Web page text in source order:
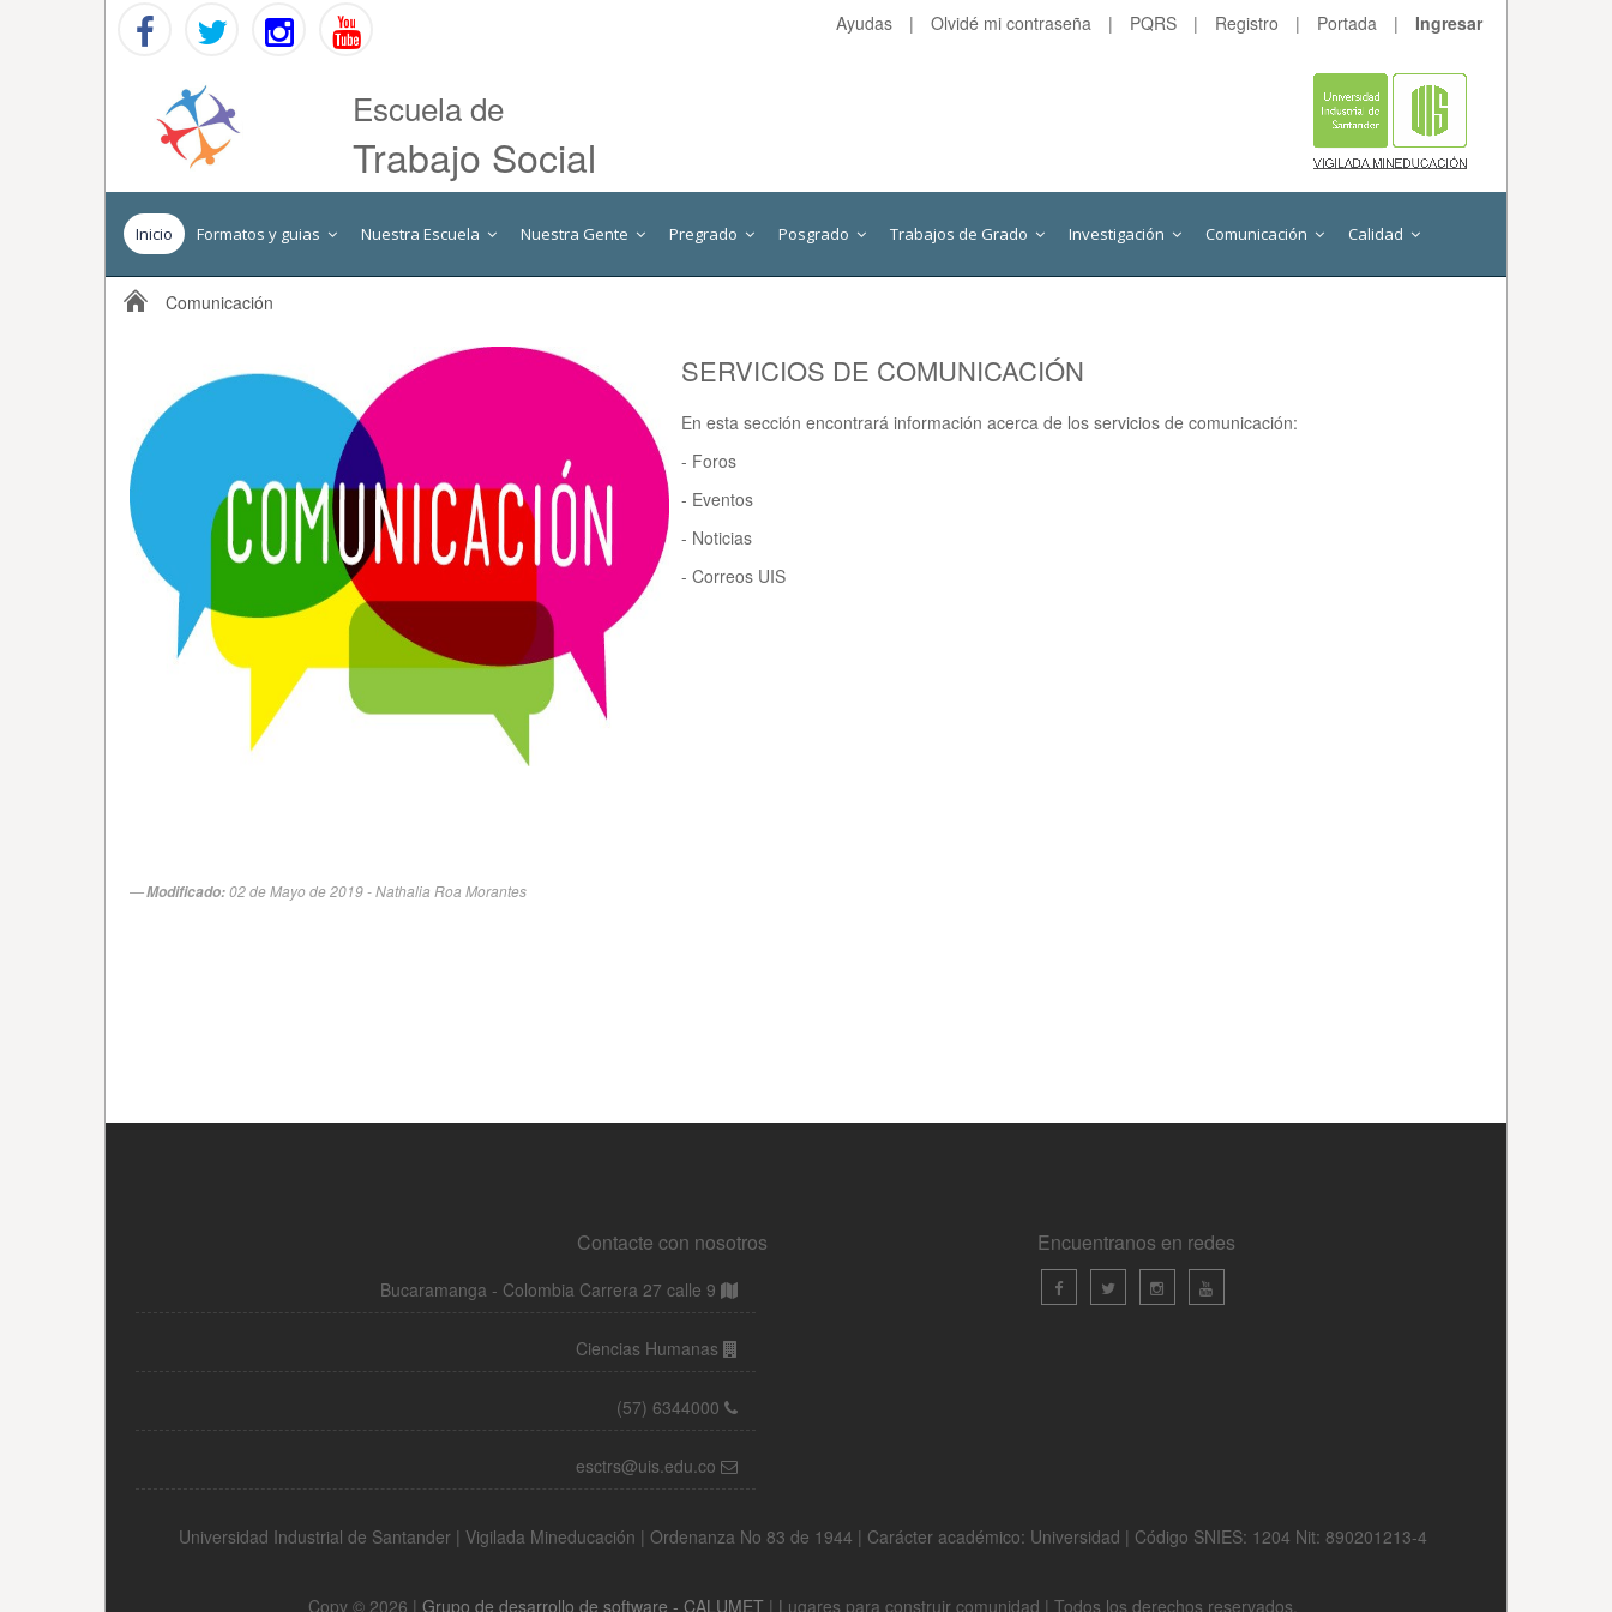
Ayudas | Olvidé mi contraseña | PQRS | Registro | Portada | Ingresar
Escuela de
Trabajo Social
Inicio Formatos y guias Nuestra Escuela Nuestra Gente Pregrado Posgrado Trabajos de Grado Investigación Comunicación Calidad
Comunicación
Contacte con nosotros
Bucaramanga - Colombia Carrera 27 calle 9
Ciencias Humanas
(57) 6344000
esctrs@uis.edu.co
Encuentranos en redes
Universidad Industrial de Santander | Vigilada Mineducación | Ordenanza No 83 de 1944 | Carácter académico: Universidad | Código SNIES: 1204 Nit: 890201213-4
Copy © 2026 | Grupo de desarrollo de software - CALUMET | Lugares para construir comunidad | Todos los derechos reservados.